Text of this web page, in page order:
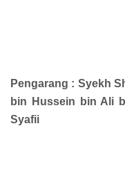
Pengarang : Syekh
bin Hussein bin Ali
Syafii